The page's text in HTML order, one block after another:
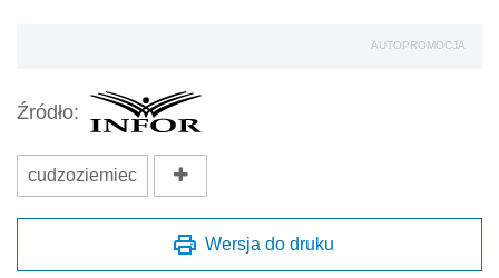
AUTOPROMOCJA
Źródło:
cudzoziemiec
Wersja do druku